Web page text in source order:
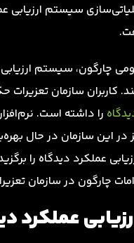
سیستم ارزیابی
چارگون، سیستم
کاربران سازمان تعزیرات
را داشته است.
در این سازمان در حال
چارگون در سازمان
عملکرد